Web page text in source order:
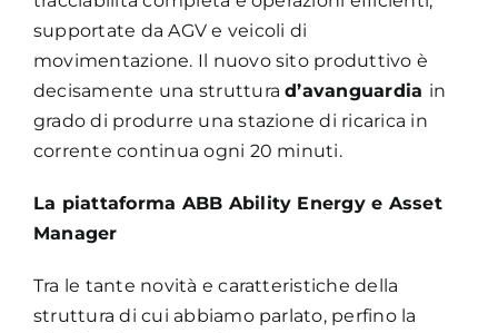
supportate da AGV e veicoli di
movimentazione. Il nuovo sito produttivo è
decisamente una strutturad’avanguardia in
grado di produrre una stazione di ricarica in
corrente continua ogni 20 minuti.
La piattaforma ABB Ability Energy e Asset
Manager
Tra le tante novità e caratteristiche della
struttura di cui abbiamo parlato, perfino la